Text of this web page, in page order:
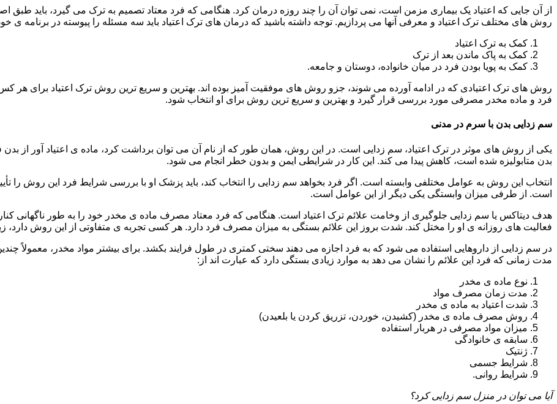
از آن جایی که اعتیاد یک بیماری مزمن است، نمی توان آن را چند روزه درمان کرد. هنگامی که فرد معتاد تصمیم به ترک می گیرد، باید
روش های مختلف ترک اعتیاد و معرفی آنها می پردازیم. توجه داشته باشید که درمان های ترک اعتیاد باید سه مسئله را پیوسته در برنامه ی
کمک به ترک اعتیاد
کمک به پاک ماندن بعد از ترک
کمک به پویا بودن فرد در میان خانواده، دوستان و جامعه.
روش های ترک اعتیادی که در ادامه آورده می شوند، جزو روش های موفقیت آمیز بوده اند. بهترین و سریع ترین روش ترک اعتیاد برای هر
فرد و ماده مخدر مصرفی مورد بررسی قرار گیرد و بهترین و سریع ترین روش برای او انتخاب شود.
سم زدایی بدن با سرم در مدنی
یکی از روش های موثر در ترک اعتیاد، سم زدایی است. در این روش، همان طور که از نام آن می توان برداشت کرد، ماده ی اعتیاد آور از
بدن متابولیزه شده است، کاهش پیدا می کند. این کار در شرایطی ایمن و بدون خطر انجام می شود.
انتخاب این روش به عوامل مختلفی وابسته است. اگر فرد بخواهد سم زدایی را انتخاب کند، باید پزشک او با بررسی شرایط فرد این روش را
است. از طرفی میزان وابستگی یکی دیگر از این عوامل است.
هدف دیتاکس یا سم زدایی جلوگیری از وخامت علائم ترک اعتیاد است. هنگامی که فرد معتاد مصرف ماده ی مخدر خود را به طور ناگهانی
فعالیت های روزانه ی او را مختل کند. شدت بروز این علائم بستگی به میزان مصرف فرد دارد. هر کسی تجربه ی متفاوتی از این روش دارد،
در سم زدایی از داروهایی استفاده می شود که به فرد اجازه می دهند سختی کمتری در طول فرایند بکشد. برای بیشتر مواد مخدر، معمولاً
مدت زمانی که فرد این علائم را نشان می دهد به موارد زیادی بستگی دارد که عبارت اند از:
نوع ماده ی مخدر
مدت زمان مصرف مواد
شدت اعتیاد به ماده ی مخدر
روش مصرف ماده ی مخدر (کشیدن، خوردن، تزریق کردن یا بلعیدن)
میزان مواد مصرفی در هربار استفاده
سابقه ی خانوادگی
ژنتیک
شرایط جسمی
شرایط روانی.
آیا می توان در منزل سم زدایی کرد؟